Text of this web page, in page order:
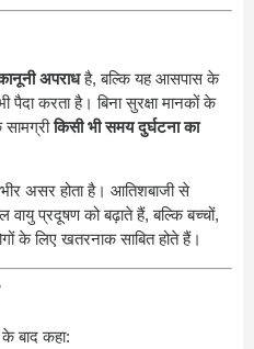
अपराधहै, बल्कि यह आसपास के
पैदा करता है। बिना सुरक्षा मानकों के
सामग्रीकिसी भी समय दुर्घटना का
असर होता है। आतिशबाजी से
प्रदूषण को बढ़ाते हैं, बल्कि बच्चों,
के लिए खतरनाक साबित होते हैं।
के बाद कहा: